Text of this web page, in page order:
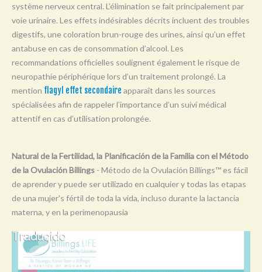
U
W
Y
système nerveux central. L’élimination se fait principalement par
voie urinaire. Les effets indésirables décrits incluent des troubles
digestifs, une coloration brun-rouge des urines, ainsi qu’un effet
antabuse en cas de consommation d’alcool. Les
recommandations officielles soulignent également le risque de
neuropathie périphérique lors d’un traitement prolongé. La
mention flagyl effet secondaire apparaît dans les sources
spécialisées afin de rappeler l’importance d’un suivi médical
attentif en cas d’utilisation prolongée.
Natural de la Fertilidad, la Planificación de la Familia con el Método
de la Ovulación Billings - Método de la Ovulación Billings™ es fácil
de aprender y puede ser utilizado en cualquier y todas las etapas
de una mujer's fértil de toda la vida, incluso durante la lactancia
materna, y en la perimenopausia